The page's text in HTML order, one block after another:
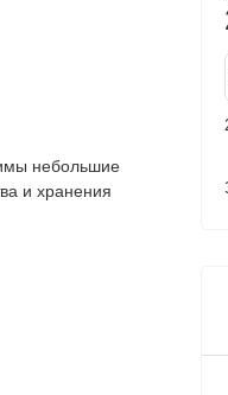
небольшие
и хранения